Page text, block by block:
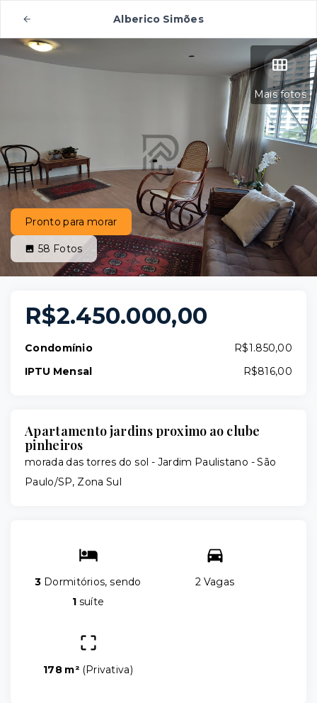
Alberico Simões
Mais fotos
Pronto para morar
58 Fotos
R$2.450.000,00
Condomínio
R$1.850,00
IPTU Mensal
R$816,00
Apartamento jardins proximo ao clube
pinheiros
morada das torres do sol - Jardim Paulistano - São
Paulo/SP, Zona Sul
3 Dormitórios, sendo
1 suíte
2 Vagas
178 m² (Privativa)